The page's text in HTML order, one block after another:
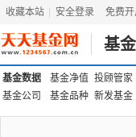
收藏本站 安全登录 免费开
基
基金数据 基金净值 投顾管家
基金公司
基金品种 新发基金